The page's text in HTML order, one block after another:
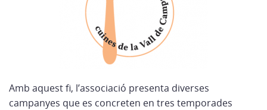
Amb aquest fi, l’associació presenta diverses
campanyes que es concreten en tres temporades